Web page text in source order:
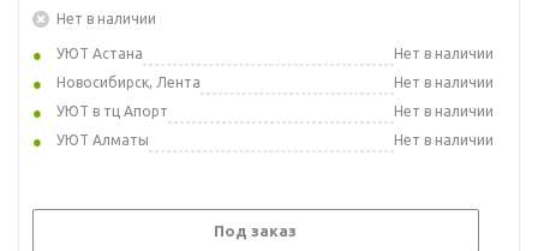
Нет в наличии
УЮТ Астана
Нет в наличии
Новосибирск, Лента
Нет в наличии
УЮТ в тц Апорт
Нет в наличии
УЮТ Алматы
Нет в наличии
Под заказ